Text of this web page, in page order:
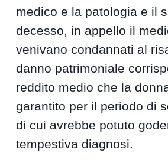
medico e la patologia e il
decesso, in appello il
venivano condannati al
danno patrimoniale
reddito medio che la
garantito per il periodo di
di cui avrebbe potuto
tempestiva diagnosi.